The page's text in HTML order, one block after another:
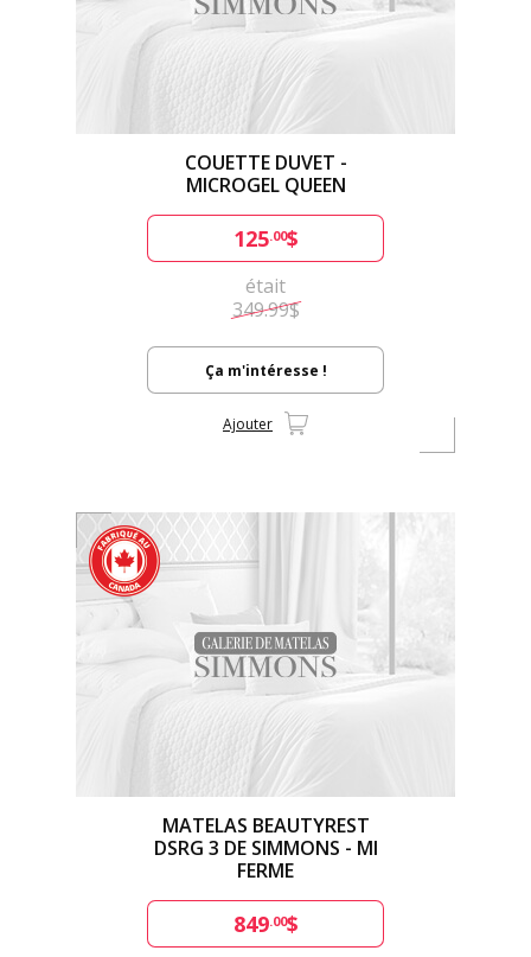
COUETTE DUVET -
MICROGEL QUEEN
125.00$
était
349.99$
Ça m'intéresse !
Ajouter
MATELAS BEAUTYREST
DSRG 3 DE SIMMONS - MI
FERME
849.00$